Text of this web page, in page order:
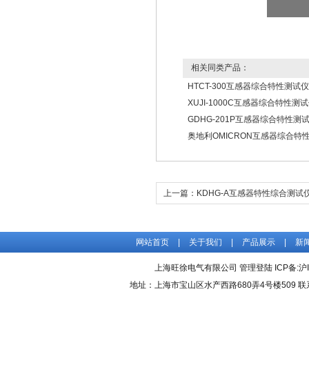
相关同类产品：
HTCT-300互感器综合特性测试仪
XUJI-1000C互感器综合特性测
GDHG-201P互感器综合特性测
奥地利OMICRON互感器综合特
上一篇： KDHG-A互感器特性综合测试
网站首页 关于我们 产品展示 新
上海旺徐电气有限公司 管理登陆 ICP备:沪
地址：上海市宝山区水产西路680弄4号楼509